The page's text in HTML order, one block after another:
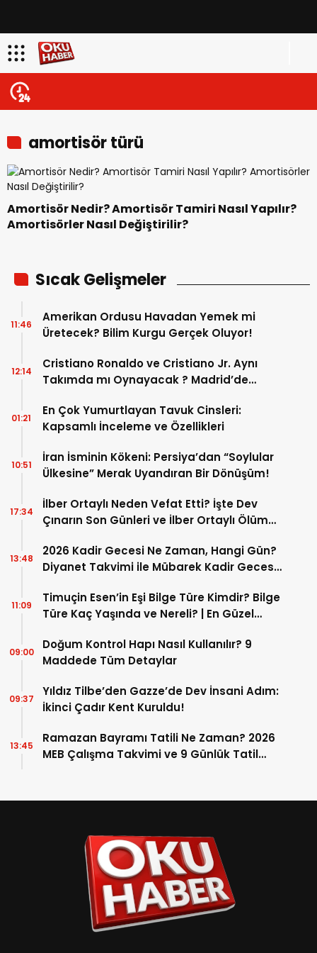
amortisör türü
Amortisör Nedir? Amortisör Tamiri Nasıl Yapılır?
Amortisörler Nasıl Değiştirilir?
Sıcak Gelişmeler
Amerikan Ordusu Havadan Yemek mi
Üretecek? Bilim Kurgu Gerçek Oluyor!
11:46
Cristiano Ronaldo ve Cristiano Jr. Aynı
Takımda mı Oynayacak ? Madrid’de
12:14
En Çok Yumurtlayan Tavuk Cinsleri:
Kapsamlı İnceleme ve Özellikleri
01:21
İran İsminin Kökeni: Persiya’dan “Soylular
Ülkesine” Merak Uyandıran Bir Dönüşüm!
10:51
İlber Ortaylı Neden Vefat Etti? İşte Dev
Çınarın Son Günleri ve İlber Ortaylı Ölüm
17:34
2026 Kadir Gecesi Ne Zaman, Hangi Gün?
Diyanet Takvimi ile Mübarek Kadir Gecesi
13:48
Timuçin Esen’in Eşi Bilge Türe Kimdir? Bilge
Türe Kaç Yaşında ve Nereli? | En Güzel
11:09
Doğum Kontrol Hapı Nasıl Kullanılır? 9
Maddede Tüm Detaylar
09:00
Yıldız Tilbe’den Gazze’de Dev İnsani Adım:
İkinci Çadır Kent Kuruldu!
09:37
Ramazan Bayramı Tatili Ne Zaman? 2026
MEB Çalışma Takvimi ve 9 Günlük Tatil
13:45